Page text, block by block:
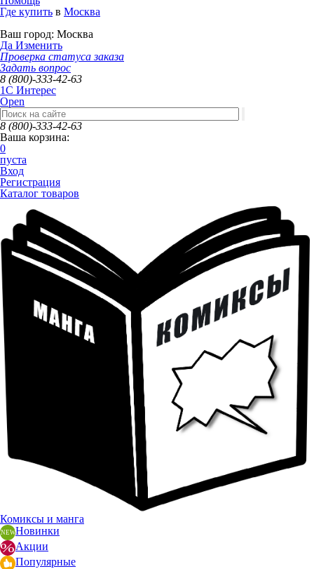
Где купить в Москва
Ваш город: Москва
Да Изменить
Проверка статуса заказа
Задать вопрос
8 (800)-333-42-63
1C Интерес
Open
8 (800)-333-42-63
Ваша корзина:
0
пуста
Вход
Регистрация
Каталог товаров
Комиксы и манга
Новинки
Акции
Популярные